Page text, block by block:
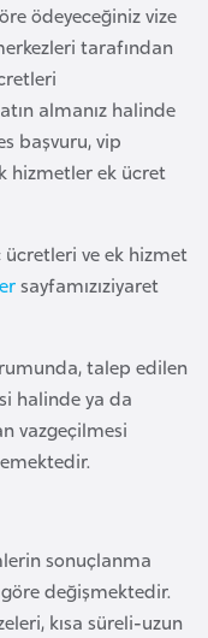
ödeyeceğiniz vize
tarafından
almanız halinde
başvuru, vip
hizmetler ek ücret
ücretleri ve ek hizmet
sayfamızıziyaret
talep edilen
halinde ya da
vazgeçilmesi
sonuçlanma
değişmektedir.
kısa süreli-uzun